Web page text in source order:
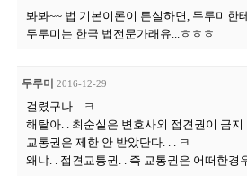
봐봐~~ 법 기본이론이 튼실하면, 두루미한
두루미는 한국 법전문가래유...ㅎㅎㅎ
두루미 2016-12-29
걸렸구나. . ㅋ
해탈아. . 최순실은 변호사외 접견권이 금지
교통권은 제한 안 받았단다. . . ㅋ
왜냐. . 접견교통권. . 즉 교통권은 어떠한경